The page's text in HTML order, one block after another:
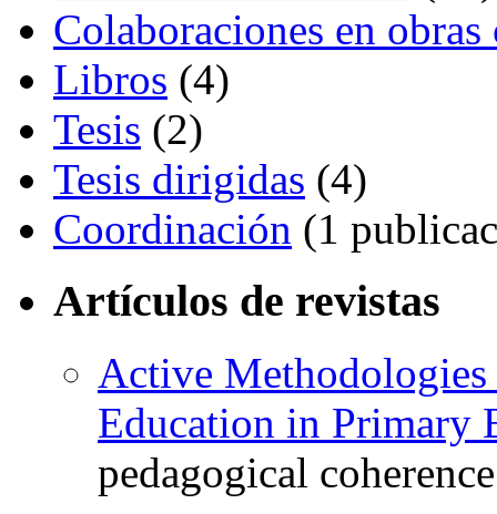
Colaboraciones en
Libros (4)
Tesis (2)
Tesis dirigidas (4)
Coordinación (1
Artículos de revistas
Active Methodologies
Education in Primary
pedagogical coherence